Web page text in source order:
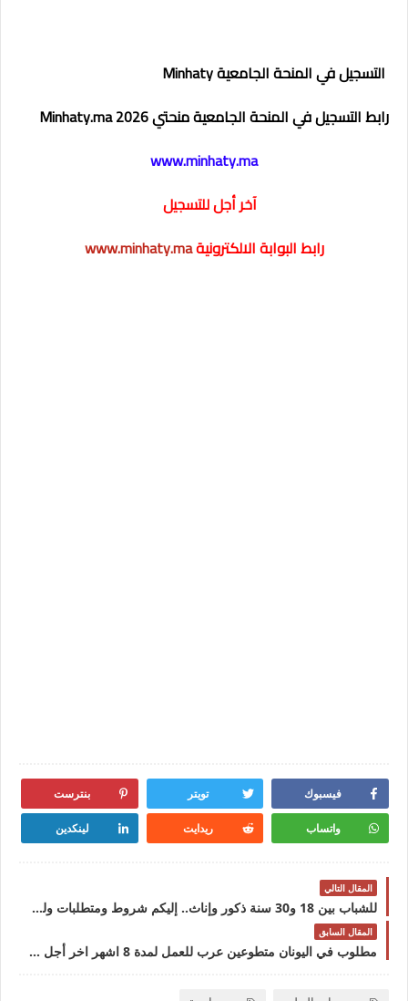
التسجيل في المنحة الجامعية Minhaty
رابط التسجيل في المنحة الجامعية منحتي 2026 Minhaty.ma
www.minhaty.ma
آخر أجل للتسجيل
رابط البوابة الالكترونيةwww.minhaty.ma
فيسبوك تويتر بنترست
واتساب ريدايت لينكدين
المقال التالي
للشباب بين 18 و30 سنة ذكور وإناث.. إليكم شروط ومتطلبات ولوج المعهد الملكي للتقنيين المتخصصين في تربية المواشي بالفورات بالقنيطرة 2025
المقال السابق
مطلوب في اليونان متطوعين عرب للعمل لمدة 8 اشهر اخر أجل للتقديم 07 غشت 2025